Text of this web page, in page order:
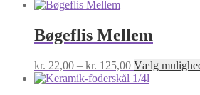
Bøgeflis Mellem
kr. 22,00 – kr. 125,00Prisinterval:
kr. 22,00
Vælg